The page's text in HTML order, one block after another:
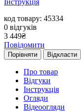
Інструкція
код товару: 45334
0 відгуків
3 449₴
Повідомити
Порівняти Відкласти
Про товар
Відгуки
Інструкція
Огляди
Відеоогляди